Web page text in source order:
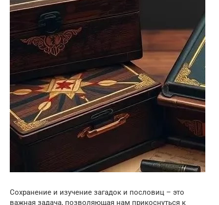
Сохранение и изучение загадок и пословиц – это
важная задача, позволяющая нам прикоснуться к